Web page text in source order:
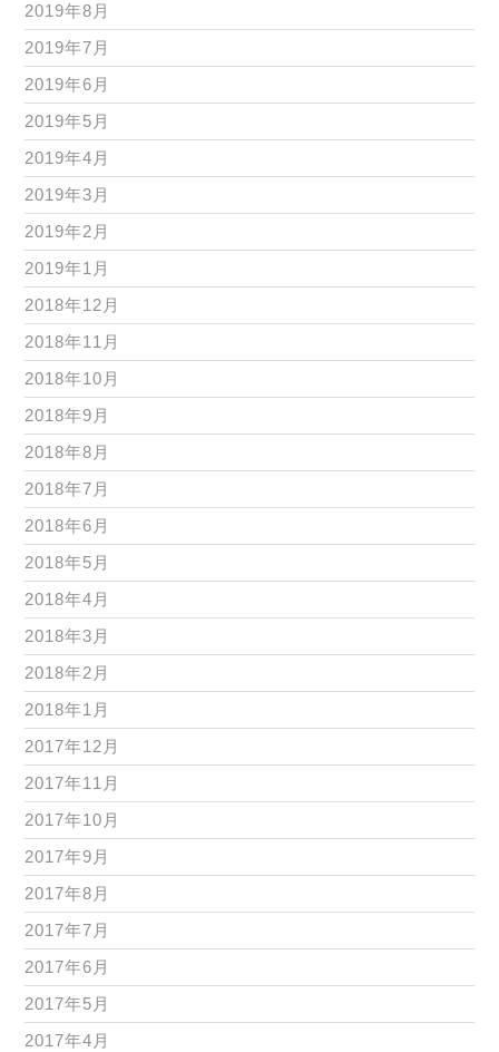
2019年8月
2019年7月
2019年6月
2019年5月
2019年4月
2019年3月
2019年2月
2019年1月
2018年12月
2018年11月
2018年10月
2018年9月
2018年8月
2018年7月
2018年6月
2018年5月
2018年4月
2018年3月
2018年2月
2018年1月
2017年12月
2017年11月
2017年10月
2017年9月
2017年8月
2017年7月
2017年6月
2017年5月
2017年4月